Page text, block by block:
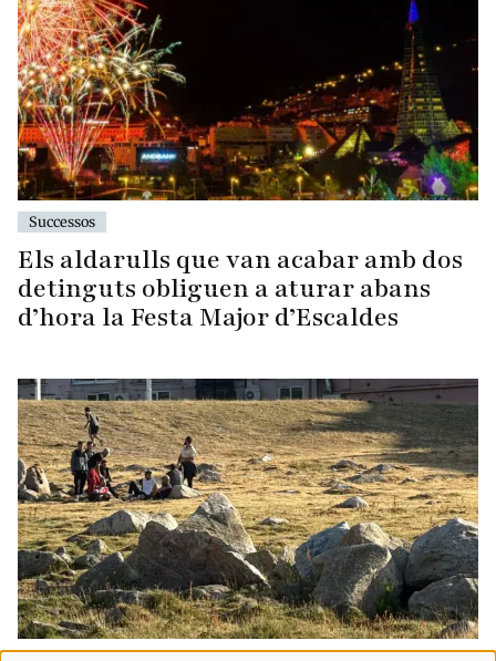
Successos
Els aldarulls que van acabar amb dos
detinguts obliguen a aturar abans
d’hora la Festa Major d’Escaldes